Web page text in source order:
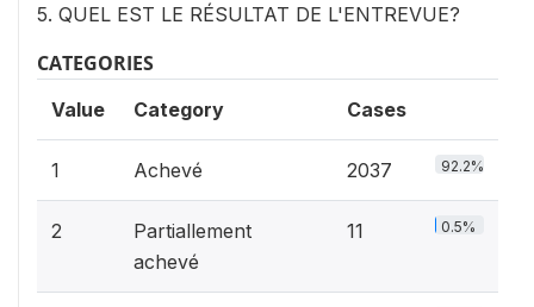
5. QUEL EST LE RÉSULTAT DE L'ENTREVUE?
CATEGORIES
Value Category Cases
1 Achevé 2037 92.2%
2
Partiallement
achevé
11 0.5%